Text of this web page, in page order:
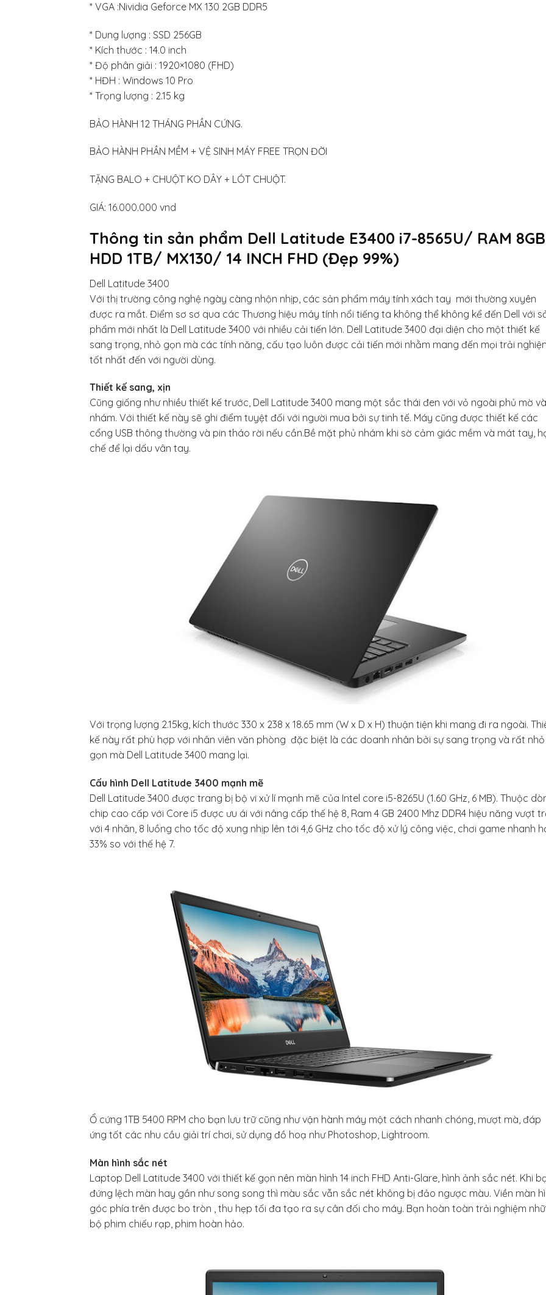
* VGA :Nividia Geforce MX 130 2GB DDR5
* Dung lượng : SSD 256GB
* Kích thước : 14.0 inch
* Độ phân giải : 1920×1080 (FHD)
* HĐH : Windows 10 Pro
* Trọng lượng : 2.15 kg
BẢO HÀNH 12 THÁNG PHẦN CỨNG.
BẢO HÀNH PHẦN MỀM + VỆ SINH MÁY FREE TRỌN ĐỜI
TẶNG BALO + CHUỘT KO DÂY + LÓT CHUỘT.
GIÁ: 16.000.000 vnd
Thông tin sản phẩm Dell Latitude E3400 i7-8565U/ RAM
HDD 1TB/ MX130/ 14 INCH FHD (Đẹp 99%)
Dell Latitude 3400
Với thị trường công nghệ ngày càng nhộn nhịp, các sản phẩm máy tính xách tay mới thường xuyên
được ra mắt. Điểm sơ sơ qua các Thương hiệu máy tính nổi tiếng ta không thể không kể đến Dell với
phẩm mới nhất là Dell Latitude 3400 với nhiều cải tiến lớn. Dell Latitude 3400 đại diện cho một thiết kế
sang trọng, nhỏ gọn mà các tính năng, cấu tạo luôn được cải tiến mới nhằm mang đến mọi trải
tốt nhất đến với người dùng.
Thiết kế sang, xịn
Cũng giống như nhiều thiết kế trước, Dell Latitude 3400 mang một sắc thái đen với vỏ ngoài phủ mờ và
nhám. Với thiết kế này sẽ ghi điểm tuyệt đối với người mua bởi sự tinh tế. Máy cũng được thiết kế các
cổng USB thông thường và pin tháo rời nếu cần.Bề mặt phủ nhám khi sờ cảm giác mềm và mát tay,
chế để lại dấu vân tay.
Với trọng lượng 2.15kg, kích thước 330 x 238 x 18.65 mm (W x D x H) thuận tiện khi mang đi ra ngoài.
kế này rất phù hợp với nhân viên văn phòng đặc biệt là các doanh nhân bởi sự sang trọng và rất nhỏ
gọn mà Dell Latitude 3400 mang lại.
Cấu hình Dell Latitude 3400 mạnh mẽ
Dell Latitude 3400 được trang bị bộ vi xử lí mạnh mẽ của Intel core i5-8265U (1.60 GHz, 6 MB). Thuộc
chip cao cấp với Core i5 được ưu ái với nâng cấp thế hệ 8, Ram 4 GB 2400 Mhz DDR4 hiệu năng vượt
với 4 nhân, 8 luồng cho tốc độ xung nhịp lên tới 4,6 GHz cho tốc độ xử lý công việc, chơi game nhanh
33% so với thế hệ 7.
Ổ cứng 1TB 5400 RPM cho bạn lưu trữ cũng như vận hành máy một cách nhanh chóng, mượt mà, đáp
ứng tốt các nhu cầu giải trí chơi, sử dụng đồ hoạ như Photoshop, Lightroom.
Màn hình sắc nét
Laptop Dell Latitude 3400 với thiết kế gọn nên màn hình 14 inch FHD Anti-Glare, hình ảnh sắc nét. Khi
đứng lệch màn hay gần như song song thì màu sắc vẫn sắc nét không bị đảo ngược màu. Viền màn
góc phía trên được bo tròn , thu hẹp tối đa tạo ra sự cân đối cho máy. Bạn hoàn toàn trải nghiệm
bộ phim chiếu rạp, phim hoàn hảo.